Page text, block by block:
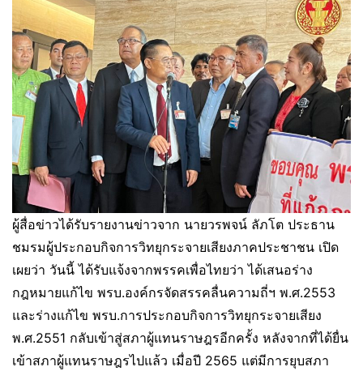
ผู้สื่อข่าวได้รับรายงานข่าวจาก นายวรพจน์ ลัภโต ประธาน
ชมรมผู้ประกอบกิจการวิทยุกระจายเสียงภาคประชาชน เปิด
เผยว่า วันนี้ ได้รับแจ้งจากพรรคเพื่อไทยว่า ได้เสนอร่าง
กฎหมายแก้ไข พรบ.องค์กรจัดสรรคลื่นความถี่ฯ พ.ศ.2553
และร่างแก้ไข พรบ.การประกอบกิจการวิทยุกระจายเสียง
พ.ศ.2551 กลับเข้าสู่สภาผู้แทนราษฎรอีกครั้ง หลังจากที่ได้ยื่น
เข้าสภาผู้แทนราษฎรไปแล้ว เมื่อปี 2565 แต่มีการยุบสภา